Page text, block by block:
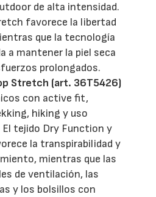
de alta intensidad.
favorece la libertad
que la tecnología
a mantener la piel seca
prolongados.
Stretch (art. 36T5426)
con active fit,
hiking y uso
tejido Dry Function y
la transpirabilidad y
mientras que las
de ventilación, las
y los bolsillos con